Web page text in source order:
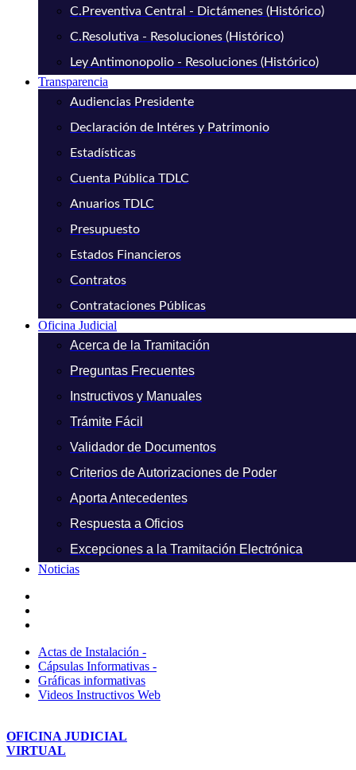
C.Preventiva Central - Dictámenes (Histórico)
C.Resolutiva - Resoluciones (Histórico)
Ley Antimonopolio - Resoluciones (Histórico)
Transparencia
Audiencias Presidente
Declaración de Intéres y Patrimonio
Estadísticas
Cuenta Pública TDLC
Anuarios TDLC
Presupuesto
Estados Financieros
Contratos
Contrataciones Públicas
Oficina Judicial
Acerca de la Tramitación
Preguntas Frecuentes
Instructivos y Manuales
Trámite Fácil
Validador de Documentos
Criterios de Autorizaciones de Poder
Aporta Antecedentes
Respuesta a Oficios
Excepciones a la Tramitación Electrónica
Noticias
Actas de Instalación -
Cápsulas Informativas -
Gráficas informativas
Videos Instructivos Web
OFICINA JUDICIAL
VIRTUAL